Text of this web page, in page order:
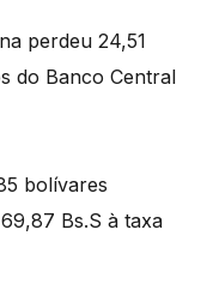
perdeu 24,51
do Banco Central
bolívares
Bs.S à taxa